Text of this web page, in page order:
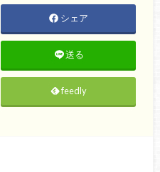
シェア
送る
feedly